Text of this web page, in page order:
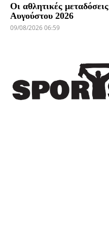
Οι αθλητικές
Αυγούστου 2026
09/08/2026 06:59